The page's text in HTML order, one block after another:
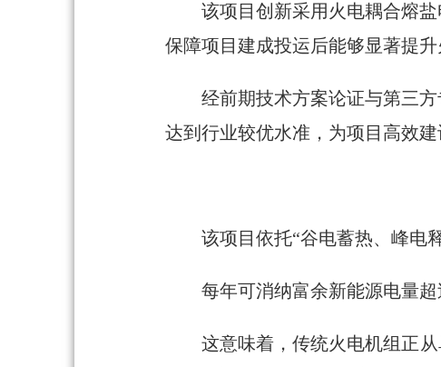
该项目创新采用火电耦合熔
保障项目建成投运后能够显著提
经前期技术方案论证与第三
达到行业较优水准，为项目高效
该项目依托“谷电蓄热、峰电
每年可消纳富余新能源电量超
这意味着，传统火电机组正